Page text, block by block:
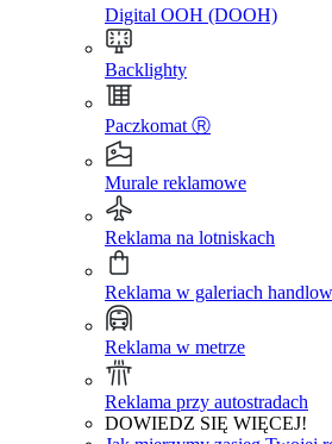
Digital OOH (DOOH)
Backlighty
Paczkomat Ⓡ
Murale reklamowe
Reklama na lotniskach
Reklama w galeriach
Reklama w metrze
Reklama przy autostradach
DOWIEDZ SIĘ WIĘCEJ!